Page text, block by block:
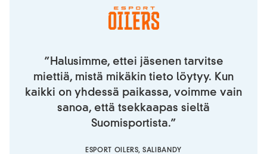
”Halusimme, ettei jäsenen tarvitse
miettiä, mistä mikäkin tieto löytyy. Kun
kaikki on yhdessä paikassa, voimme vain
sanoa, että tsekkaapas sieltä
Suomisportista.”
ESPORT OILERS, SALIBANDY